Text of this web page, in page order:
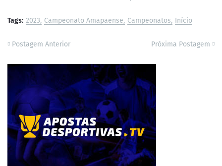
Tags: 2023 Campeonato Amapaense Campeonatos Início
Postagem Anterior Próxima Postagem